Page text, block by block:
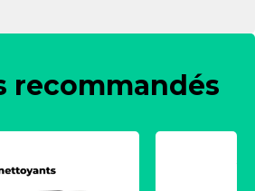
recommandés